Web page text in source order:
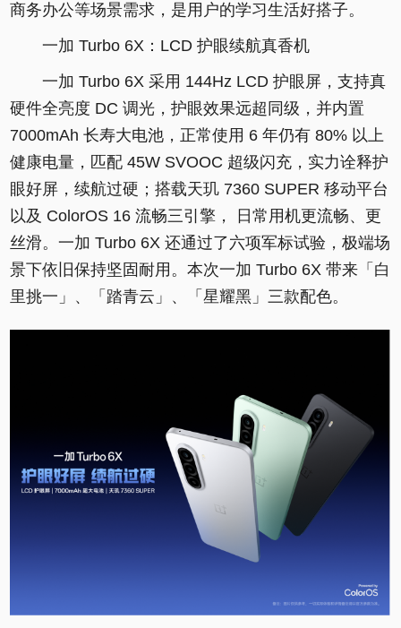
商务办公等场景需求，是用户的学习生活好搭子。
一加 Turbo 6X：LCD 护眼续航真香机
一加 Turbo 6X 采用 144Hz LCD 护眼屏，支持真
硬件全亮度 DC 调光，护眼效果远超同级，并内置
7000mAh 长寿大电池，正常使用 6 年仍有 80% 以上
健康电量，匹配 45W SVOOC 超级闪充，实力诠释护
眼好屏，续航过硬；搭载天玑 7360 SUPER 移动平台
以及 ColorOS 16 流畅三引擎， 日常用机更流畅、更
丝滑。一加 Turbo 6X 还通过了六项军标试验，极端场
景下依旧保持坚固耐用。本次一加 Turbo 6X 带来「白
里挑一」、「踏青云」、「星耀黑」三款配色。